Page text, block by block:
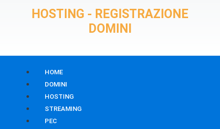
HOSTING - REGISTRAZIONE
DOMINI
HOME
DOMINI
HOSTING
STREAMING
PEC